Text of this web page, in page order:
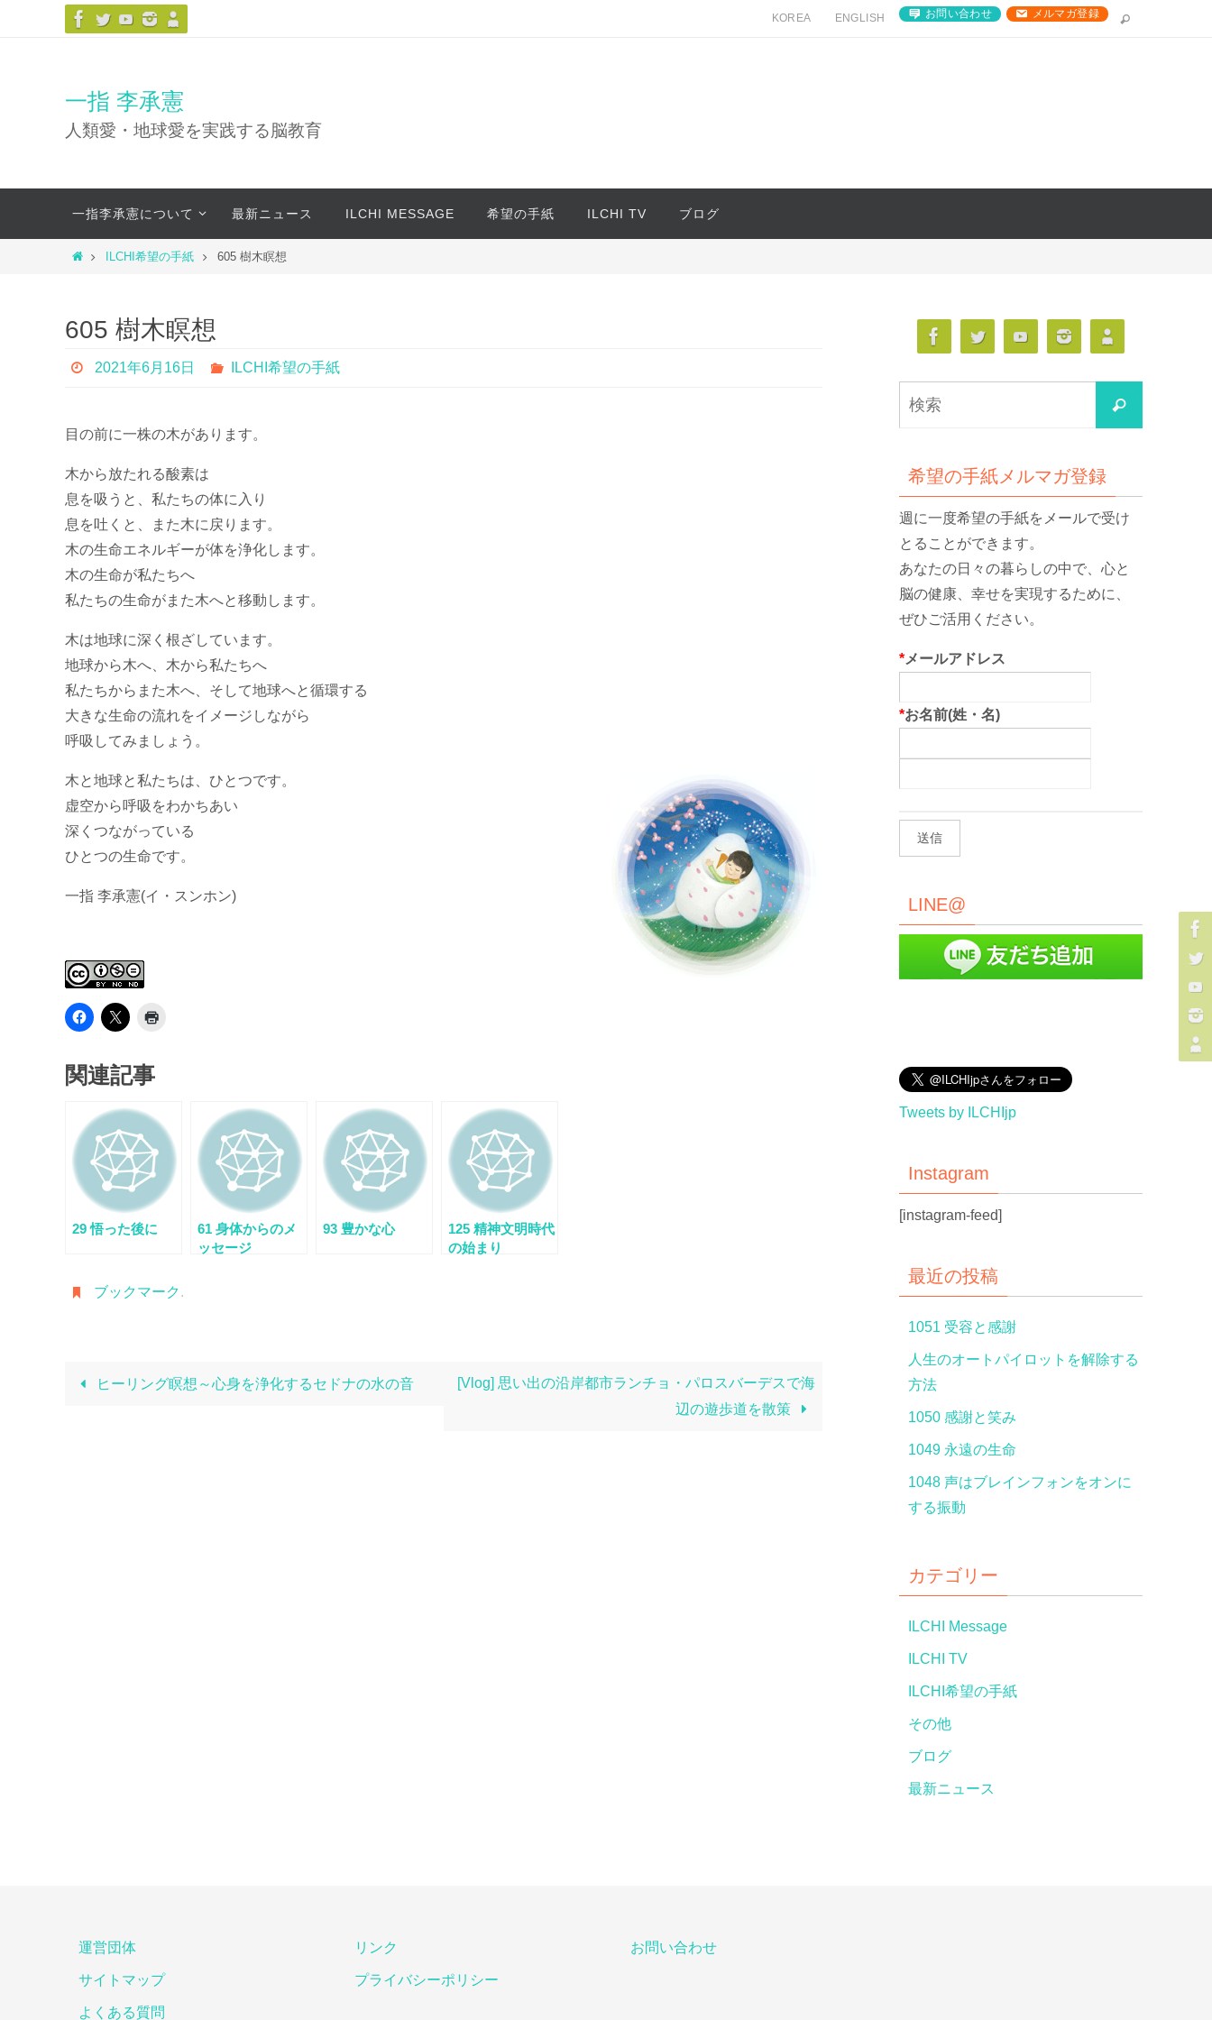
キ
プ
KOREA ENGLISH お問い合わせ メルマガ登録
一指 李承憲
人類愛・地球愛を実践する脳教育
テ
一指李承憲について 最新ニュース ILCHI MESSAGE 希望の手紙 ILCHI TV ブログ
ホ
ILCHI希望の手紙 605 樹木瞑想
605 樹木瞑想
2021年6月16日 ILCHI希望の手紙
目の前に一株の木があります。
木から放たれる酸素は
息を吸うと、私たちの体に入り
息を吐くと、また木に戻ります。
木の生命エネルギーが体を浄化します。
木の生命が私たちへ
私たちの生命がまた木へと移動します。
木は地球に深く根ざしています。
地球から木へ、木から私たちへ
私たちからまた木へ、そして地球へと循環する
大きな生命の流れをイメージしながら
呼吸してみましょう。
木と地球と私たちは、ひとつです。
虚空から呼吸をわかちあい
深くつながっている
ひとつの生命です。
一指 李承憲(イ・スンホン)
関連記事
29 悟った後に
61 身体からのメ
ッセージ
93 豊かな心
125 精神文明時代
の始まり
ブックマーク .
ヒーリング瞑想～心身を浄化するセドナの水の音
[Vlog] 思い出の沿岸都市ランチョ・パロスバーデスで海
辺の遊歩道を散策
検
索
希望の手紙メルマガ登録
週に一度希望の手紙をメールで受け
とることができます。
あなたの日々の暮らしの中で、心と
脳の健康、幸せを実現するために、
ぜひご活用ください。
*メールアドレス
*お名前(姓・名)
LINE@
Tweets by ILCHIjp
Instagram
[instagram-feed]
最近の投稿
1051 受容と感謝
人生のオートパイロットを解除する
方法
1050 感謝と笑み
1049 永遠の生命
1048 声はブレインフォンをオンに
する振動
カテゴリー
ILCHI Message
ILCHI TV
ILCHI希望の手紙
その他
ブログ
最新ニュース
運営団体
サイトマップ
よくある質問
リンク
プライバシーポリシー
お問い合わせ